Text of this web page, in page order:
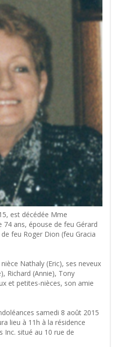
est décédée Mme
74 ans, épouse de feu Gérard
feu Roger Dion (feu Gracia
Nathaly (Eric), ses neveux
Richard (Annie), Tony
et petites-nièces, son amie
samedi 8 août 2015
lieu à 11h à la résidence
Inc. situé au 10 rue de